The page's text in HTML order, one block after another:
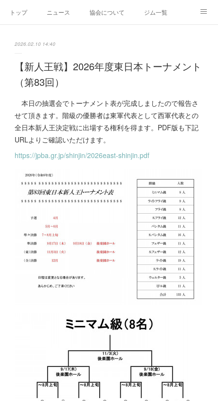
トップ ニュース 協会について ジム一覧
2026.02.10 14:40
【新人王戦】2026年度東日本トーナメント
（第83回）
本日の抽選会でトーナメント表が完成しましたので報告さ
せて頂きます。階級の優勝者は東軍代表として西軍代表との
全日本新人王決定戦に出場する権利を得ます。PDF版も下記
URLよりご確認いただけます。
https://jpba.gr.jp/shinjin/2026east-shinjin.pdf